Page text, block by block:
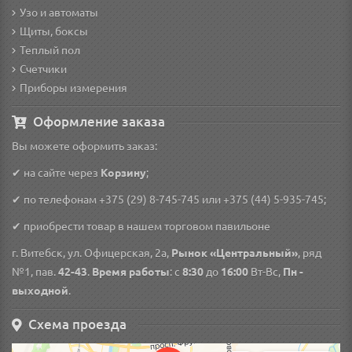
Узо и автоматы
Щиты, боксы
Теплый пол
Счетчики
Приборы измерения
Оформление заказа
Вы можете оформить заказ:
✔ на сайте через Корзину;
✔ по телефонам +375 (29) 8-745-745 или +375 (44) 5-935-745;
✔ приобрести товар в нашем торговом павильоне
г. Витебск, ул. Офицерская, 2а, Рынок «Центральный», ряд
№1, пав.42-43. Время работы: с 8:30 до 16:00 Вт-Вс, Пн -
выходной.
Схема проезда